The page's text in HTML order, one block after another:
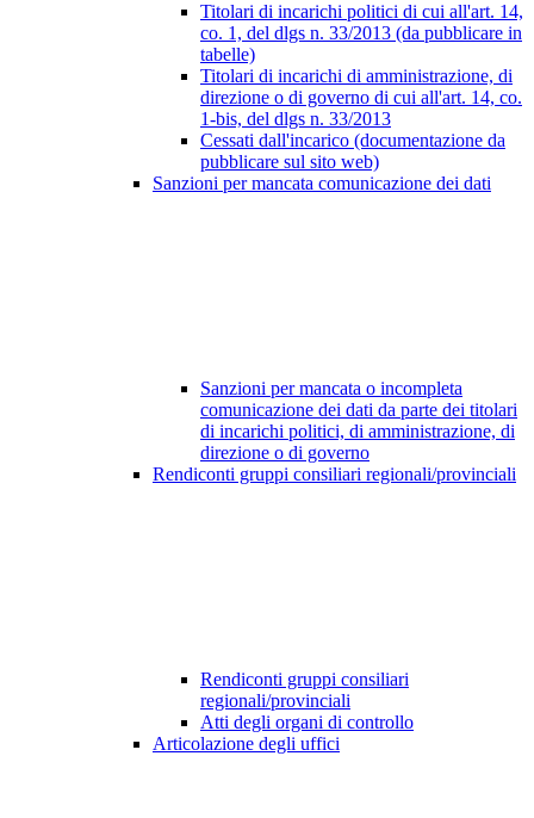
Titolari di incarichi politici di cui all'art. 14,
co. 1, del dlgs n. 33/2013 (da pubblicare in
tabelle)
Titolari di incarichi di amministrazione, di
direzione o di governo di cui all'art. 14, co.
1-bis, del dlgs n. 33/2013
Cessati dall'incarico (documentazione da
pubblicare sul sito web)
Sanzioni per mancata comunicazione dei dati
Sanzioni per mancata o incompleta
comunicazione dei dati da parte dei titolari
di incarichi politici, di amministrazione, di
direzione o di governo
Rendiconti gruppi consiliari regionali/provinciali
Rendiconti gruppi consiliari
regionali/provinciali
Atti degli organi di controllo
Articolazione degli uffici